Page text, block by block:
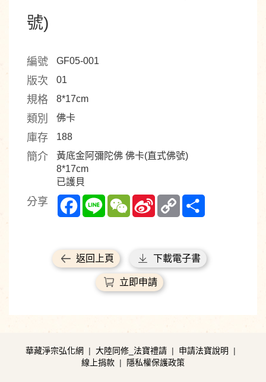
號)
編號 GF05-001
版次 01
規格 8*17cm
類別 佛卡
庫存 188
簡介
黃底金阿彌陀佛 佛卡(直式佛號)
8*17cm
已護貝
分享 Facebook
Line WeChatSina
Weibo
Copy
Link
Share
返回上頁 下載電子書
立即申請
華藏淨宗弘化網 | 大陸同修_法寶禮請 | 申請法寶說明
|
線上捐款 | 隱私權保護政策